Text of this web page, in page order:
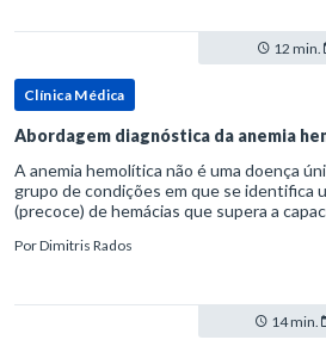
12 min.
Clínica Médica
Abordagem diagnóstica da anemia
A anemia hemolítica não é uma doença
grupo de condições em que se identifica
(precoce) de hemácias que supera a
PorDimitris Rados
14 min.